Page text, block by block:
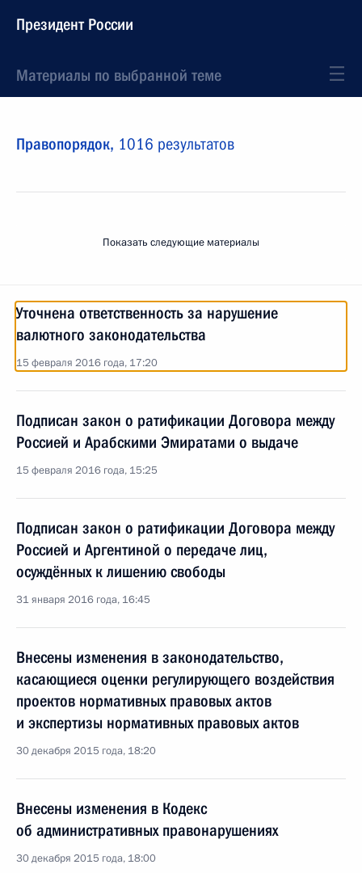
Президент России
Материалы по выбранной теме
Правопорядок, 1016 результатов
Показать следующие материалы
Уточнена ответственность за нарушение
валютного законодательства
15 февраля 2016 года, 17:20
Подписан закон о ратификации Договора между
Россией и Арабскими Эмиратами о выдаче
15 февраля 2016 года, 15:25
Подписан закон о ратификации Договора между
Россией и Аргентиной о передаче лиц,
осуждённых к лишению свободы
31 января 2016 года, 16:45
Внесены изменения в законодательство,
касающиеся оценки регулирующего воздействия
проектов нормативных правовых актов
и экспертизы нормативных правовых актов
30 декабря 2015 года, 18:20
Внесены изменения в Кодекс
об административных правонарушениях
30 декабря 2015 года, 18:00